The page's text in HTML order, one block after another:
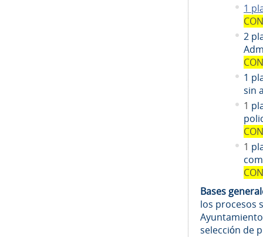
1
2
1
sin
1
1
Bases
los procesos
selección de